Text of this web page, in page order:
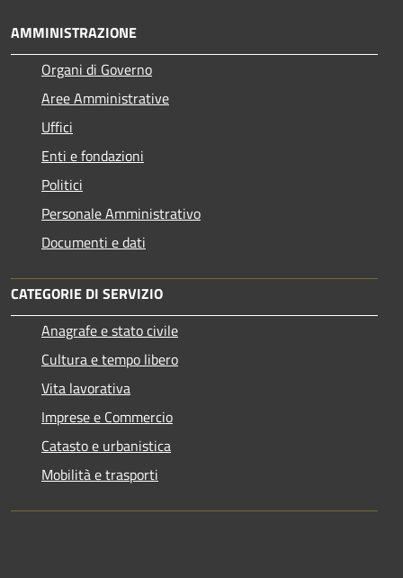
AMMINISTRAZIONE
Organi di Governo
Aree Amministrative
Uffici
Enti e fondazioni
Politici
Personale Amministrativo
Documenti e dati
CATEGORIE DI SERVIZIO
Anagrafe e stato civile
Cultura e tempo libero
Vita lavorativa
Imprese e Commercio
Catasto e urbanistica
Mobilità e trasporti